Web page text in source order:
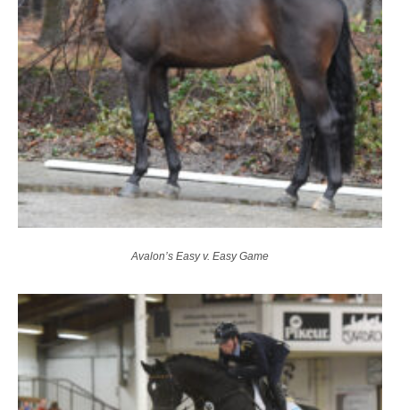
Avalon’s Easy v. Easy Game